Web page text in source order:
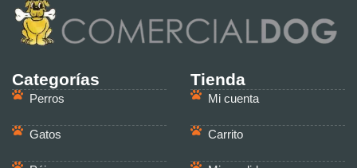
Categorías
Perros
Gatos
Tienda
Mi cuenta
Carrito